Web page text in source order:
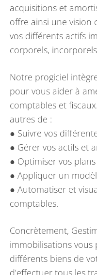
acquisitions et
offre ainsi une vision
vos différents actifs
corporels,
Notre progiciel
pour vous aider à
comptables et
autres de :
● Suivre vos
● Gérer vos actifs et
● Optimiser vos
● Appliquer un
● Automatiser et
comptables.
Concrètement,
immobilisations vous
différents biens de
d’effectuer tous les